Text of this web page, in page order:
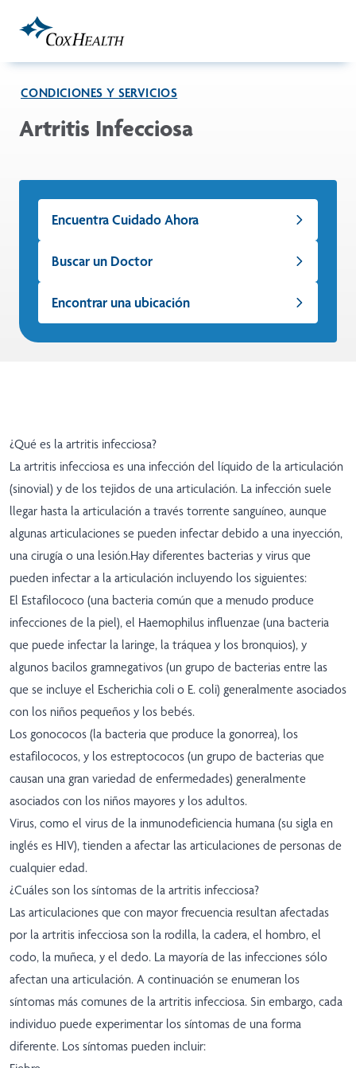
CONDICIONES Y SERVICIOS
Artritis Infecciosa
Encuentra Cuidado Ahora
Buscar un Doctor
Encontrar una ubicación
¿Qué es la artritis infecciosa?
La artritis infecciosa es una infección del líquido de la articulación
(sinovial) y de los tejidos de una articulación. La infección suele
llegar hasta la articulación a través torrente sanguíneo, aunque
algunas articulaciones se pueden infectar debido a una inyección,
una cirugía o una lesión.Hay diferentes bacterias y virus que
pueden infectar a la articulación incluyendo los siguientes:
El Estafilococo (una bacteria común que a menudo produce
infecciones de la piel), el Haemophilus influenzae (una bacteria
que puede infectar la laringe, la tráquea y los bronquios), y
algunos bacilos gramnegativos (un grupo de bacterias entre las
que se incluye el Escherichia coli o E. coli) generalmente asociados
con los niños pequeños y los bebés.
Los gonococos (la bacteria que produce la gonorrea), los
estafilococos, y los estreptococos (un grupo de bacterias que
causan una gran variedad de enfermedades) generalmente
asociados con los niños mayores y los adultos.
Virus, como el virus de la inmunodeficiencia humana (su sigla en
inglés es HIV), tienden a afectar las articulaciones de personas de
cualquier edad.
¿Cuáles son los síntomas de la artritis infecciosa?
Las articulaciones que con mayor frecuencia resultan afectadas
por la artritis infecciosa son la rodilla, la cadera, el hombro, el
codo, la muñeca, y el dedo. La mayoría de las infecciones sólo
afectan una articulación. A continuación se enumeran los
síntomas más comunes de la artritis infecciosa. Sin embargo, cada
individuo puede experimentar los síntomas de una forma
diferente. Los síntomas pueden incluir: